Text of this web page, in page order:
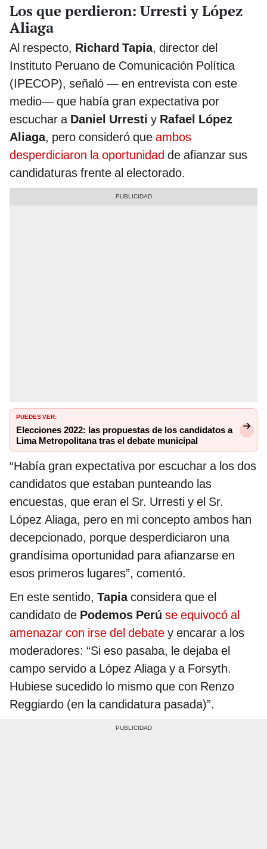
Los que perdieron: Urresti y López
Aliaga
Al respecto, Richard Tapia, director del
Instituto Peruano de Comunicación Política
(IPECOP), señaló — en entrevista con este
medio— que había gran expectativa por
escuchar a Daniel Urresti y Rafael López
Aliaga, pero consideró que ambos
desperdiciaron la oportunidad de afianzar sus
candidaturas frente al electorado.
PUEDES VER:
Elecciones 2022: las propuestas de los candidatos a
Lima Metropolitana tras el debate municipal
“Había gran expectativa por escuchar a los dos
candidatos que estaban punteando las
encuestas, que eran el Sr. Urresti y el Sr.
López Aliaga, pero en mi concepto ambos han
decepcionado, porque desperdiciaron una
grandísima oportunidad para afianzarse en
esos primeros lugares”, comentó.
En este sentido, Tapiaconsidera que el
candidato de Podemos Perú se equivocó al
amenazar con irse del debate y encarar a los
moderadores: “Si eso pasaba, le dejaba el
campo servido a López Aliaga y a Forsyth.
Hubiese sucedido lo mismo que con Renzo
Reggiardo (en la candidatura pasada)”.